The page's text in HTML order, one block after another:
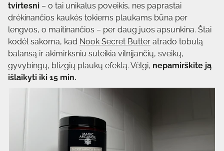
tvirtesni – o tai unikalus poveikis, nes paprastai
drėkinančios kaukės tokiems plaukams būna per
lengvos, o maitinančios – per daug juos apsunkina. Štai
kodėl sakoma, kad Nook Secret Butter atrado tobulą
balansą ir akimirksniu suteikia vilnijančių, sveikų,
gyvybingų, blizgių plaukų efektą. Vėlgi, nepamirškite ją
išlaikyti iki 15 min.